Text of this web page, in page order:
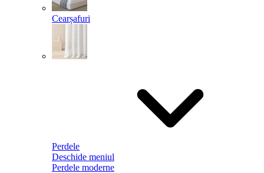
Cearșafuri
Perdele
Deschide meniul
Perdele moderne